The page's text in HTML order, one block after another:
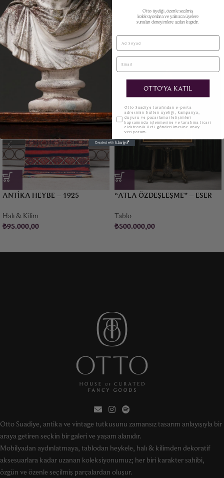
Yükseklik 50 cm
BENZER ÜRÜNLER
ANTIKA HEYBE – 1925
Halı & Kilim
₺95.000,00
“ATLA ÖZDEŞLEŞME” – ESER
Tablo
₺500.000,00
Otto Suadiye, antika ve vintage tutkusunu zamansız tasarım anlayışıyla bir
araya getiren seçkin bir galeri ve yaşam alanıdır.
Mobilyadan aydınlatmaya, tablodan heykele, halı & kilimden dekoratif
aksesuarlara kadar uzanan koleksiyonumuz; her biri karakter sahibi,
özgün ve özenle seçilmiş parçalardan oluşur.
Otto üyeliği, özenle seçilmiş
koleksiyonlara ve yalnızca üyelere
sunulan deneyimlere açılan kapıdır.
Ad Soyad
Email
OTTO'YA KATIL
KVKKOtto Suadiye tarafından e-posta
adresimin bülten üyeliği, kampanya,
duyuru ve pazarlama iletişimleri
kapsamında işlenmesine ve tarafıma ticari
elektronik ileti gönderilmesine onay
veriyorum.